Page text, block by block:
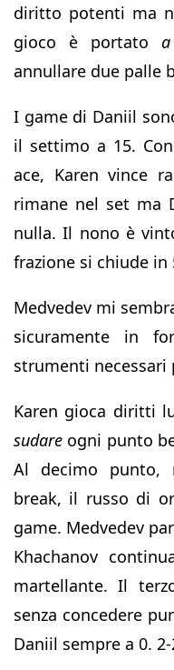
diritto potenti ma
gioco è portato
annullare due palle
I game di Daniil
il settimo a 15.
ace, Karen vince
rimane nel set ma
nulla. Il nono è
frazione si chiude in
Medvedev mi
sicuramente in
strumenti necessari
Karen gioca diritti
sudare ogni punto
Al decimo punto,
break, il russo di
game. Medvedev
Khachanov
martellante. Il
senza concedere
Daniil sempre a 0. 2-